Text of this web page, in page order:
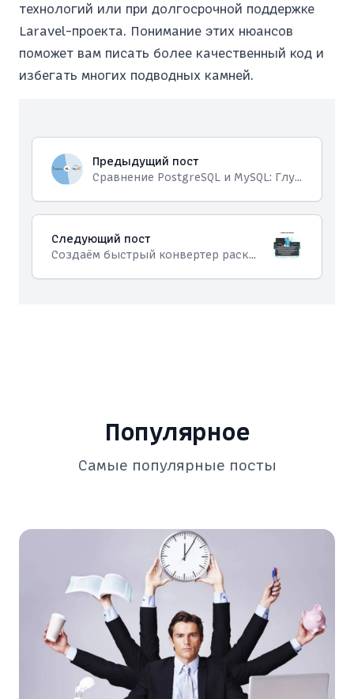
технологий или при долгосрочной поддержке
Laravel-проекта. Понимание этих нюансов
поможет вам писать более качественный код и
избегать многих подводных камней.
Предыдущий пост
Сравнение PostgreSQL и MySQL: Глубокий взгляд на архитектуру и производительность
Следующий пост
Создаём быстрый конвертер раскладки клавиатуры на Go для Linux
Популярное
Самые популярные посты